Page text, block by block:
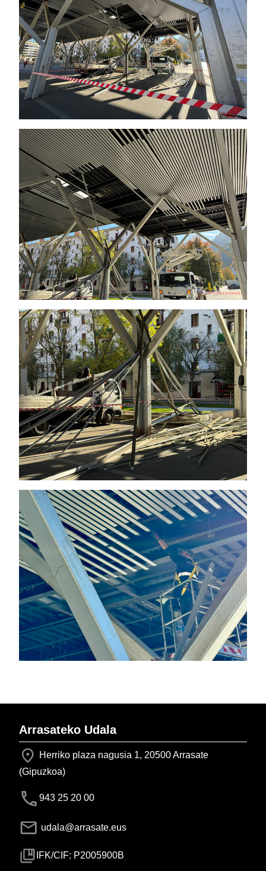
Arrasateko Udala
Herriko plaza nagusia 1, 20500 Arrasate
(Gipuzkoa)
943 25 20 00
udala@arrasate.eus
IFK/CIF: P2005900B